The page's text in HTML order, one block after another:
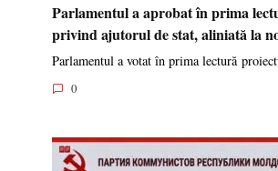
Parlamentul a aprobat în prima
privind ajutorul de stat, aliniată la
Parlamentul a votat în prima lectură
0